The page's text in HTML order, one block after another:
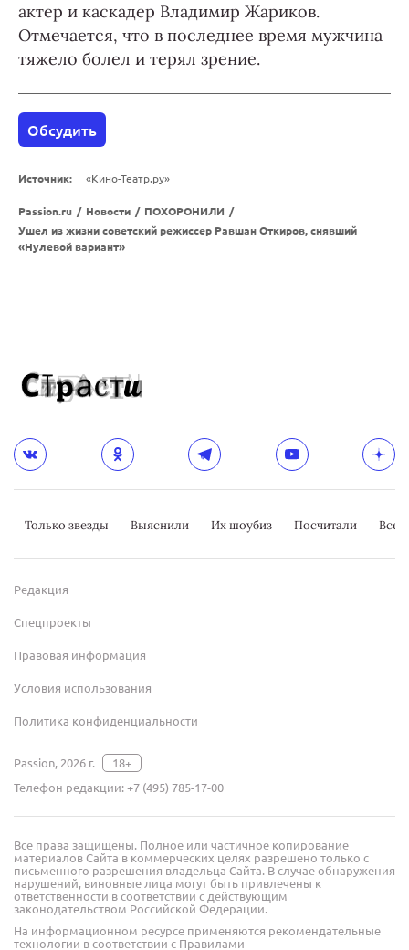
актер и каскадер Владимир Жариков.
Отмечается, что в последнее время мужчина
тяжело болел и терял зрение.
Обсудить
Источник: «Кино-Театр.ру»
Passion.ru / Новости / ПОХОРОНИЛИ /
Ушел из жизни советский режиссер Равшан Откиров, снявший
«Нулевой вариант»
Только звезды Выяснили Их шоубиз Посчитали
Редакция
Спецпроекты
Правовая информация
Условия использования
Политика конфиденциальности
Passion, 2026 г.
18+
Телефон редакции:+7 (495) 785-17-00
Все права защищены. Полное или частичное копирование
материалов Сайта в коммерческих целях разрешено только с
письменного разрешения владельца Сайта. В случае обнаружения
нарушений, виновные лица могут быть привлечены к
ответственности в соответствии с действующим
законодательством Российской Федерации.
На информационном ресурсе применяются рекомендательные
технологии в соответствии с Правилами